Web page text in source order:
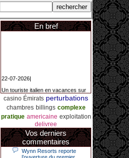
En bref
la Côte d’Azur a remporté un
jackpot exceptionnel de 84.631
euros dans la nuit de samedi à
dimanche au Casino Barrière Le
Croisette à Cannes. Il s’agit d’un
nouveau record de gains de l’année
2026 pour cet établissement.
casino Émirats perturbations
chambres billings complexe
pratique americaine exploitation
delivree
Vos derniers
commentaires
Wynn Resorts reporte